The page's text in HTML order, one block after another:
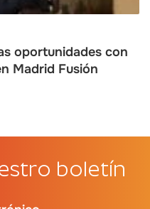
oportunidades con
Madrid Fusión
boletín